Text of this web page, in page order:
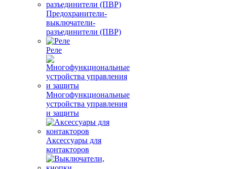
Предохранители-
выключатели-
разъединители (ПВР)
Реле
Многофункциональные
устройства управления
и защиты
Аксессуары для
контакторов